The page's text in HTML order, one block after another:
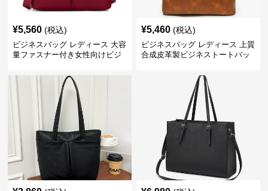
¥5,560 (税込)
ビジネスバッグ レディース 大容
量ファスナー付き女性向けビジ
¥5,460 (税込)
ビジネスバッグ レディース 上質
合成皮革製ビジネストートバッ